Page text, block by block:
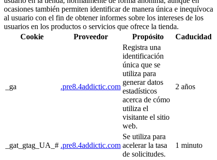
ocasiones también permiten identificar de manera única e inequívoca
al usuario con el fin de obtener informes sobre los intereses de los
usuarios en los productos o servicios que ofrece la tienda.
Cookie
Proveedor Propósito Caducidad
_ga .pre8.4addictic.com
Registra una
identificación
única que se
utiliza para
generar datos
estadísticos
acerca de cómo
utiliza el
visitante el sitio
web.
2 años
_gat_gtag_UA_# .pre8.4addictic.com
Se utiliza para
acelerar la tasa
de solicitudes.
1 minuto